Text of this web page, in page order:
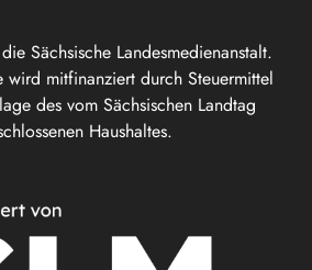
Sächsische Landesmedienanstalt.
wird mitfinanziert durch Steuermittel
des vom Sächsischen Landtag
Haushaltes.